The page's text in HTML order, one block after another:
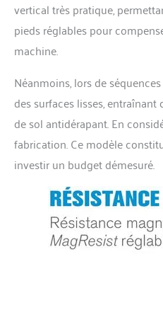
vertical très pratique,
pieds réglables pour
machine.
Néanmoins, lors de
des surfaces lisses,
de sol antidérapant. En
fabrication. Ce modèle
investir un budget démesuré.